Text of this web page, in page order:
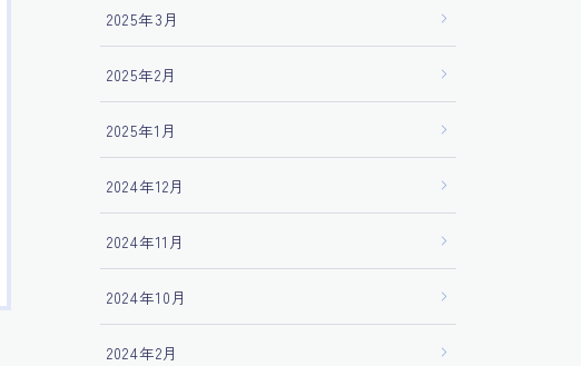
2025年3月
2025年2月
2025年1月
2024年12月
2024年11月
2024年10月
2024年2月